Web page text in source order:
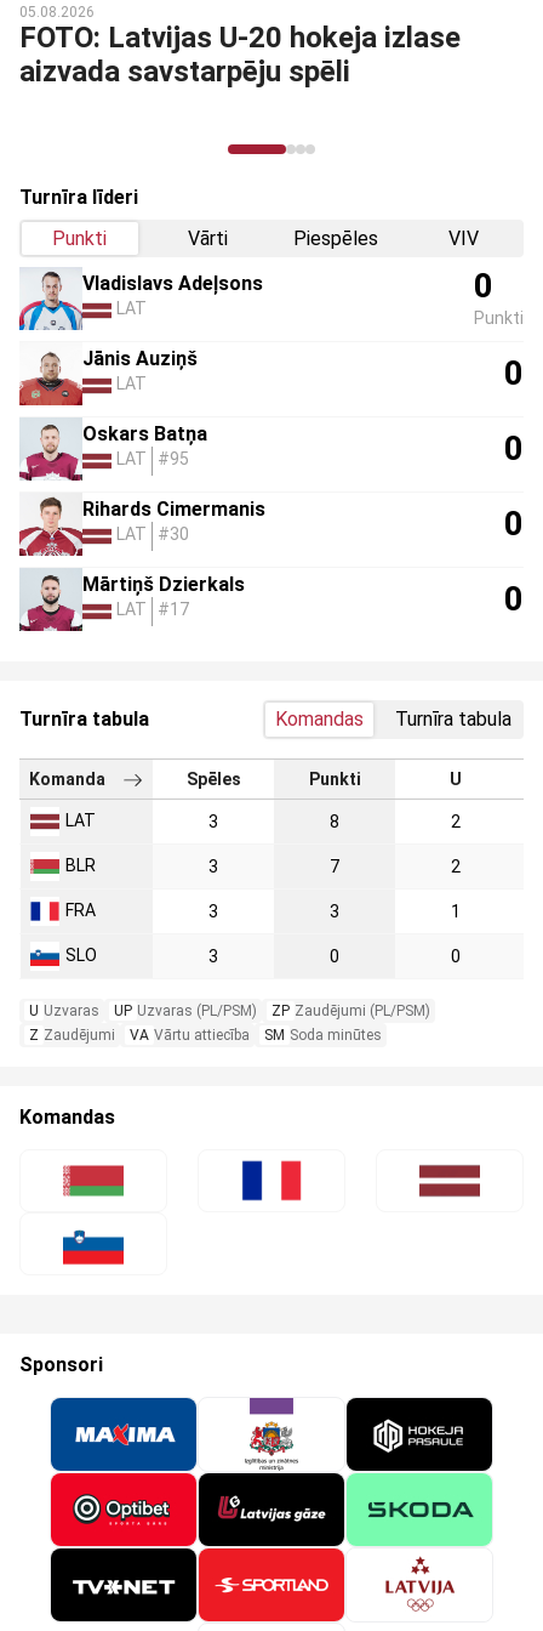
05.08.2026
FOTO: Latvijas U-20 hokeja izlase
aizvada savstarpēju spēli
Turnīra līderi
Punkti
Vārti Piespēles
VIV
Vladislavs Adeļsons
LAT
0
Punkti
Jānis Auziņš
LAT 0
Oskars Batņa
LAT #95 0
Rihards Cimermanis
LAT #30 0
Mārtiņš Dzierkals
LAT #17 0
Turnīra tabula Komandas Turnīra tabula
Komanda Spēles Punkti U
LAT 3 8 2
BLR 3 7 2
FRA 3 3 1
SLO 3 0 0
U Uzvaras UP Uzvaras (PL/PSM) ZP Zaudējumi (PL/PSM)
Z Zaudējumi VA Vārtu attiecība SM Soda minūtes
Komandas
Sponsori